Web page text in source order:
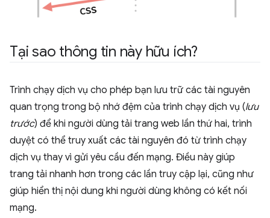
Tại sao thông tin này hữu ích?
Trình chạy dịch vụ cho phép bạn lưu trữ các tài nguyên
quan trọng trong bộ nhớ đệm của trình chạy dịch vụ (lưu
trước) để khi người dùng tải trang web lần thứ hai, trình
duyệt có thể truy xuất các tài nguyên đó từ trình chạy
dịch vụ thay vì gửi yêu cầu đến mạng. Điều này giúp
trang tải nhanh hơn trong các lần truy cập lại, cũng như
giúp hiển thị nội dung khi người dùng không có kết nối
mạng.